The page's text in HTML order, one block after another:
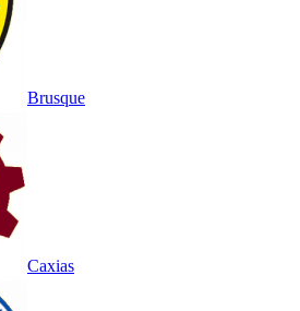
Brusque
Caxias